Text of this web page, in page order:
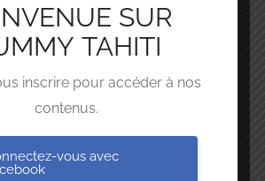
SUR
TAHITI
inscrire pour accéder à nos
contenus.
vous avec